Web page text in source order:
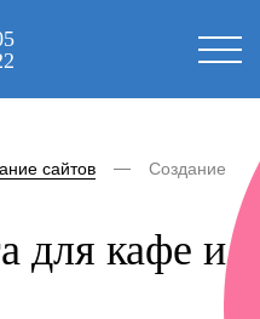
сайтов
Создание
для кафе и